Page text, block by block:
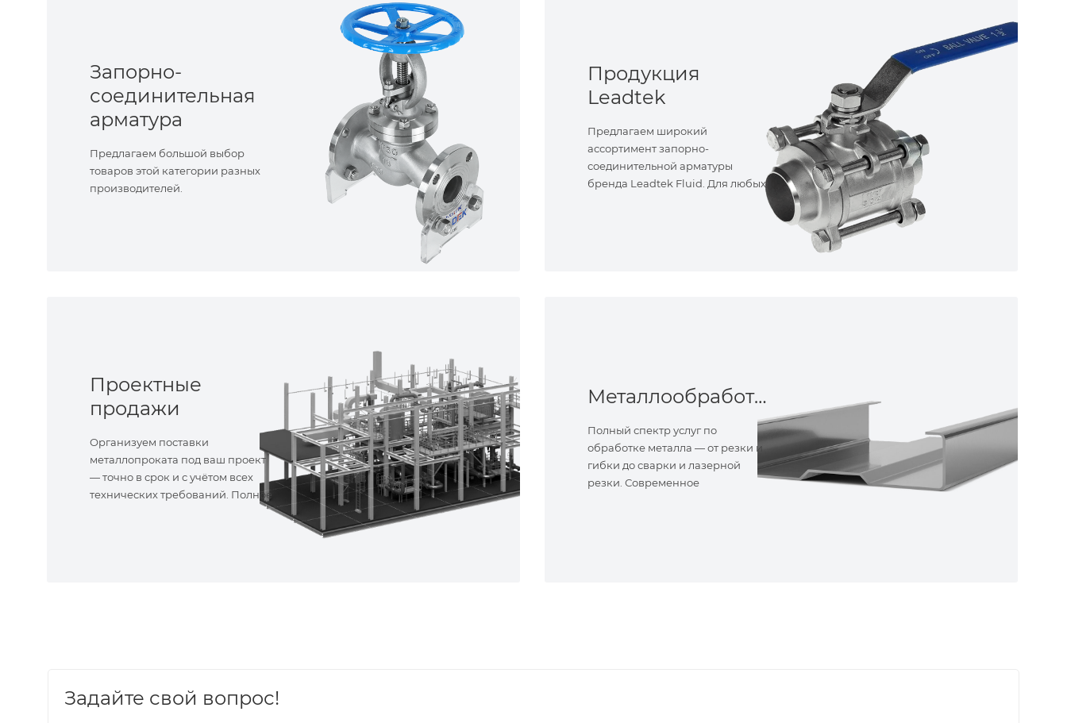
Запорно-
соединительная
арматура
Предлагаем большой выбор
товаров этой категории разных
производителей.
Продукция
Leadtek
Предлагаем широкий
ассортимент запорно-
соединительной арматуры
бренда Leadtek Fluid. Для любых
Проектные
продажи
Организуем поставки
металлопроката под ваш проект
— точно в срок и с учётом всех
технических требований. Полное
Металлообработка
Полный спектр услуг по
обработке металла — от резки и
гибки до сварки и лазерной
резки. Современное
Задайте свой вопрос!